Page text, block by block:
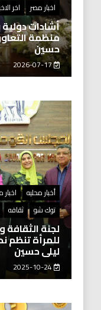
اخبار مصر
اخر
أشادات دولية
منظمة
حسين
2026-07-17
أخبار محليه
توك شو
ثقافه
لجنة
للمرأة تنظم
ليلى حسين